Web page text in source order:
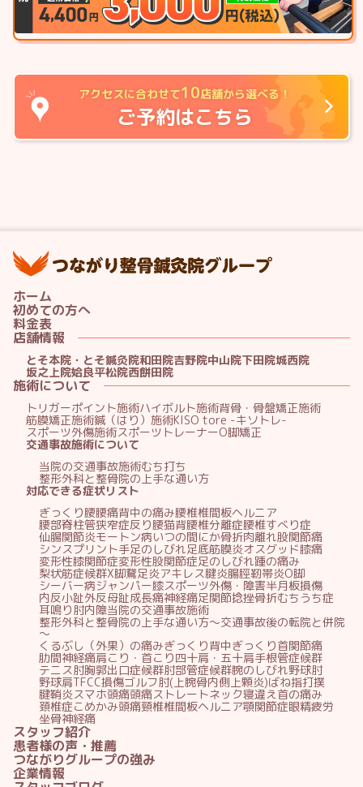
アクセスに合わせて10店舗から選べる！
ご予約はこちら
ホーム
初めての方へ
料金表
店舗情報
とそ本院・とそ鍼灸院和田院吉野院中山院下田院城西院
坂之上院姶良平松院西餅田院
施術について
トリガーポイント施術ハイボルト施術背骨・骨盤矯正施術
筋膜矯正施術鍼（はり）施術KISO tore -キソトレ-
スポーツ外傷施術スポーツトレーナーO脚矯正
交通事故施術について
当院の交通事故施術むち打ち
整形外科と整骨院の上手な通い方
対応できる症状リスト
ぎっくり腰腰痛背中の痛み腰椎椎間板ヘルニア
腰部脊柱管狭窄症反り腰猫背腰椎分離症腰椎すべり症
仙腸関節炎モートン病いつの間にか骨折肉離れ股関節痛
シンスプリント手足のしびれ足底筋膜炎オスグッド膝痛
変形性膝関節症変形性股関節症足のしびれ踵の痛み
梨状筋症候群X脚鵞足炎アキレス腱炎腸脛靭帯炎O脚
シーバー病ジャンパー膝スポーツ外傷・障害半月板損傷
内反小趾外反母趾成長痛神経痛足関節捻挫骨折むちうち症
耳鳴り肘内障当院の交通事故施術
整形外科と整骨院の上手な通い方～交通事故後の転院と併院
～
くるぶし（外果）の痛みぎっくり背中ぎっくり首関節痛
肋間神経痛肩こり・首こり四十肩・五十肩手根管症候群
テニス肘胸郭出口症候群肘部管症候群腕のしびれ野球肘
野球肩TFCC損傷ゴルフ肘(上腕骨内側上顆炎)ばね指打撲
腱鞘炎スマホ頭痛頭痛ストレートネック寝違え首の痛み
頚椎症こめかみ頭痛頸椎椎間板ヘルニア顎関節症眼精疲労
坐骨神経痛
スタッフ紹介
患者様の声・推薦
つながりグループの強み
企業情報